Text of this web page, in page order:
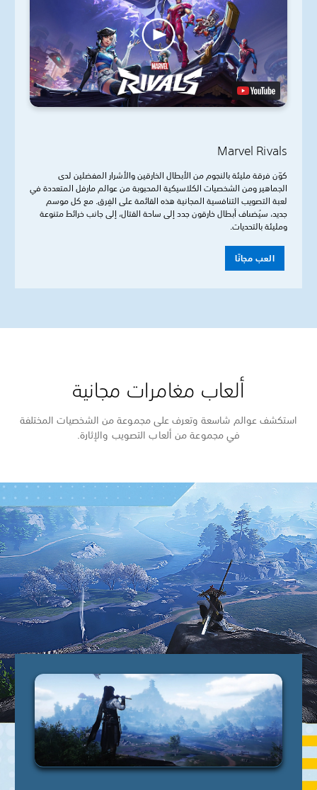
Marvel Rivals
كوّن فرقة مليئة بالنجوم من الأبطال الخارقين والأشرار المفضلين لدى
الجماهير ومن الشخصيات الكلاسيكية المحبوبة من عوالم مارفل المتعددة في
لعبة التصويب التنافسية المجانية هذه القائمة على الفِرق. مع كل موسم
جديد، سيُضىاف أبطال خارقون جدد إلى ساحة القتال، إلى جانب خرائط متنوعة
ومليئة بالتحديات.
العب مجانًا
ألعاب مغامرات مجانية
استكشف عوالم شاسعة وتعرف على مجموعة من الشخصيات المختلفة
في مجموعة من ألعاب التصويب والإثارة.